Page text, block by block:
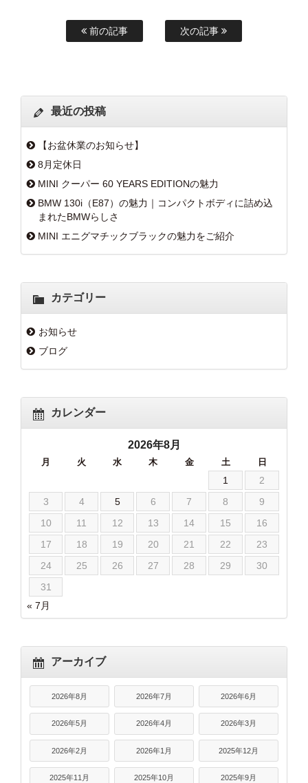
前の記事 次の記事
最近の投稿
【お盆休業のお知らせ】
8月定休日
MINI クーパー 60 YEARS EDITIONの魅力
BMW 130i（E87）の魅力｜コンパクトボディに詰め込
まれたBMWらしさ
MINI エニグマチックブラックの魅力をご紹介
カテゴリー
お知らせ
ブログ
カレンダー
2026年8月
月 火 水 木 金 土 日
1
2
3
4 5 6 7 8
9
10
11 12 13 14 15
16
17
18 19 20 21 22
23
24
25 26 27 28 29
30
31
« 7月
アーカイブ
2026年8月 2026年7月 2026年6月
2026年5月 2026年4月 2026年3月
2026年2月 2026年1月 2025年12月
2025年11月 2025年10月 2025年9月